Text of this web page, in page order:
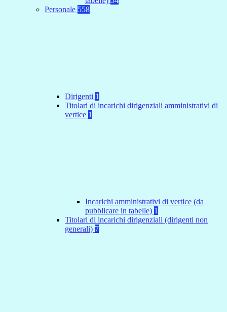
Personale 558
Dirigenti 1
Titolari di incarichi dirigenziali amministrativi di
vertice 1
Incarichi amministrativi di vertice (da
pubblicare in tabelle) 1
Titolari di incarichi dirigenziali (dirigenti non
generali) 7